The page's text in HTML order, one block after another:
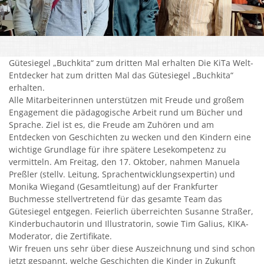
Kirchen
Schulen
Umwelt
Vereine
Vorteile für Ehrenamts-Card Inhaber
Wichtige Rufnummern
Gütesiegel „Buchkita“ zum dritten Mal erhalten Die KiTa Welt-
Entdecker hat zum dritten Mal das Gütesiegel „Buchkita“
erhalten.
Alle Mitarbeiterinnen unterstützen mit Freude und großem
Engagement die pädagogische Arbeit rund um Bücher und
Sprache. Ziel ist es, die Freude am Zuhören und am
Entdecken von Geschichten zu wecken und den Kindern eine
wichtige Grundlage für ihre spätere Lesekompetenz zu
vermitteln. Am Freitag, den 17. Oktober, nahmen Manuela
Preßler (stellv. Leitung, Sprachentwicklungsexpertin) und
Monika Wiegand (Gesamtleitung) auf der Frankfurter
Buchmesse stellvertretend für das gesamte Team das
Gütesiegel entgegen. Feierlich überreichten Susanne Straßer,
Kinderbuchautorin und Illustratorin, sowie Tim Galius, KIKA-
Moderator, die Zertifikate.
Wir freuen uns sehr über diese Auszeichnung und sind schon
jetzt gespannt, welche Geschichten die Kinder in Zukunft